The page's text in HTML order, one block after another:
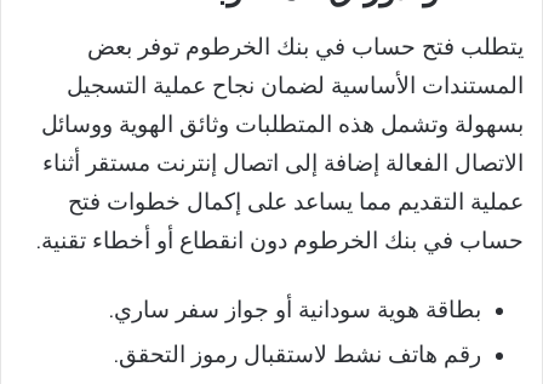
يتطلب فتح حساب في بنك الخرطوم توفر بعض
المستندات الأساسية لضمان نجاح عملية التسجيل
بسهولة وتشمل هذه المتطلبات وثائق الهوية ووسائل
الاتصال الفعالة إضافة إلى اتصال إنترنت مستقر أثناء
عملية التقديم مما يساعد على إكمال خطوات فتح
حساب في بنك الخرطوم دون انقطاع أو أخطاء تقنية.
بطاقة هوية سودانية أو جواز سفر ساري.
رقم هاتف نشط لاستقبال رموز التحقق.